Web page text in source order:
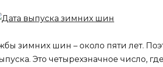
зимних шин – около пяти лет.
Это четырехзначное число,